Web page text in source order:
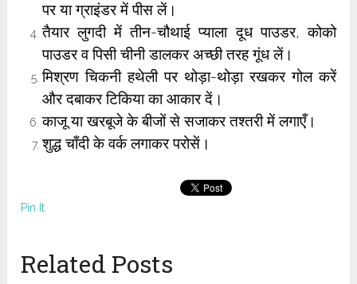
पर या ग्राइंडर में पीस लें।
तैयार लुगदी में तीन-चौथाई प्याला दूध पाउडर, कोको
पाउडर व पिसी चीनी डालकर अच्छी तरह गूंध लें।
मिश्रण चिकनी हथेली पर थोड़ा-थोड़ा रखकर गोल करें
और दबाकर टिकिया का आकार दें।
काजू या खरबूजे के बीजों से सजाकर तश्तरी में लगाएँ।
शुद्ध चाँदी के वर्क लगाकर परोसें।
Pin It
Related Posts